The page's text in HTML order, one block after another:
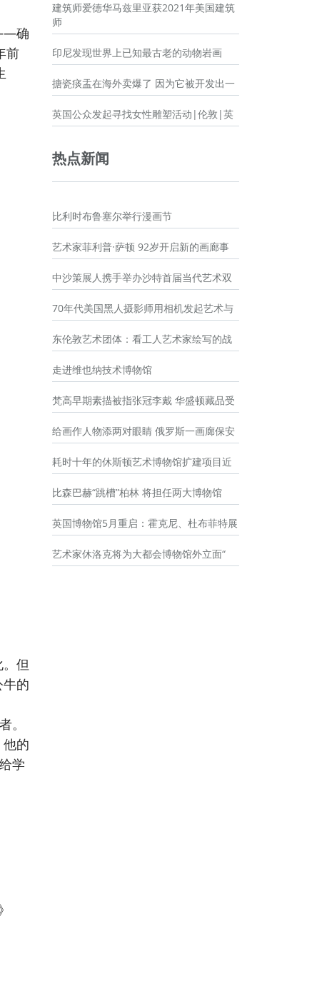
确
前
但
的
。
的
学
建筑师爱德华马兹里亚获2021年美国建筑
师
印尼发现世界上已知最古老的动物岩画
搪瓷痰盂在海外卖爆了 因为它被开发出一
英国公众发起寻找女性雕塑活动|伦敦|英
热点新闻
比利时布鲁塞尔举行漫画节
艺术家菲利普·萨顿 92岁开启新的画廊事
中沙策展人携手举办沙特首届当代艺术双
70年代美国黑人摄影师用相机发起艺术与
东伦敦艺术团体：看工人艺术家绘写的战
走进维也纳技术博物馆
梵高早期素描被指张冠李戴 华盛顿藏品受
给画作人物添两对眼睛 俄罗斯一画廊保安
耗时十年的休斯顿艺术博物馆扩建项目近
比森巴赫“跳槽”柏林 将担任两大博物馆
英国博物馆5月重启：霍克尼、杜布菲特展
艺术家休洛克将为大都会博物馆外立面“